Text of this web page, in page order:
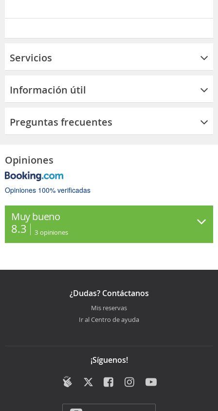
Servicios
Información útil
Preguntas frecuentes
Opiniones
Opiniones 100% verificadas
Muy bueno
8.3 3 opiniones
¿Dudas? Contáctanos
Mis reservas
Ir al Centro de ayuda
¡Síguenos!